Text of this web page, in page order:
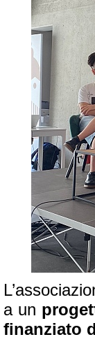
a un
finanziato